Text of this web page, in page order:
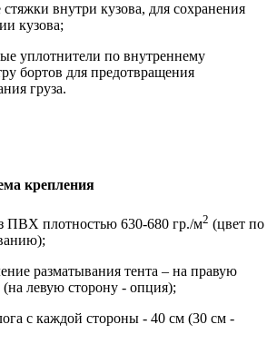
стяжки внутри кузова, для сохранения
кузова;
уплотнители по внутреннему
бортов для предотвращения
груза.
крепления
ПВХ плотностью 630-680 гр./м2 (цвет по
разматывания тента – на правую
(на левую сторону - опция);
с каждой стороны - 40 см (30 см -